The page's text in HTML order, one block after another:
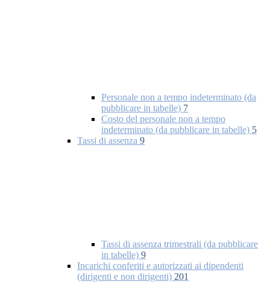
Personale non a tempo indeterminato (da
pubblicare in tabelle) 7
Costo del personale non a tempo
indeterminato (da pubblicare in tabelle) 5
Tassi di assenza 9
Tassi di assenza trimestrali (da pubblicare
in tabelle) 9
Incarichi conferiti e autorizzati ai dipendenti
(dirigenti e non dirigenti) 201